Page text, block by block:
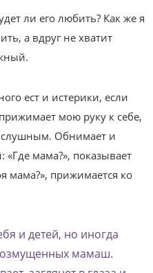
ли его любить? Как же я
а вдруг не хватит
ест и истерики, если
мою руку к себе,
Обнимает и
«Где мама?», показывает
мама?», прижимается ко
и детей, но иногда
мамаш.